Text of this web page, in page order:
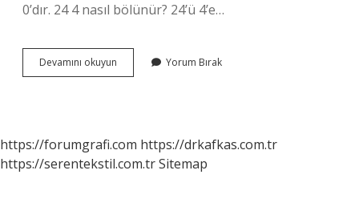
0’dır. 24 4 nasıl bölünür? 24’ü 4’e…
Devamını okuyun
Bölü
Yorum Bırak
https://forumgrafi.com https://drkafkas.com.tr
https://serentekstil.com.trSitemap